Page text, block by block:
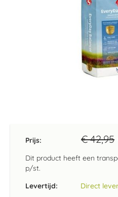
Prijs: € 42,95
Dit product heeft een
p/st.
Levertijd:
Direct
begin
afbeeldingen-
gallerij